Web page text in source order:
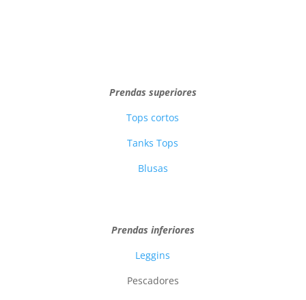
Prendas superiores
Tops cortos
Tanks Tops
Blusas
Prendas inferiores
Leggins
Pescadores